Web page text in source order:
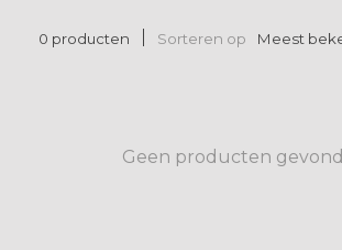
0 producten Sorteren op Meest
Geen producten